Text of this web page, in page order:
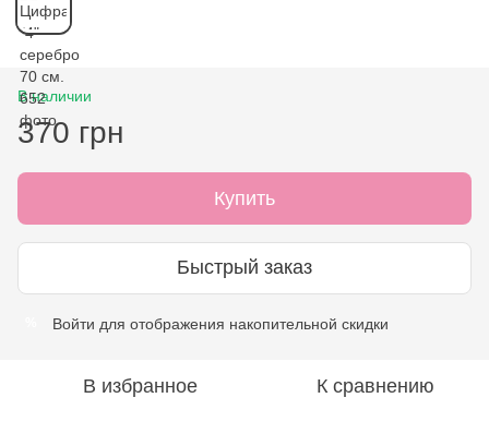
В наличии
370 грн
Купить
Быстрый заказ
Войти для отображения накопительной скидки
В избранное К сравнению